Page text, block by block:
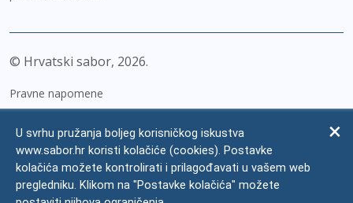
© Hrvatski sabor, 2026
Pravne napomene
Zaštita osobnih podataka
Impressum
U svrhu pružanja boljeg korisničkog iskustva
www.sabor.hr koristi kolačiće (cookies). Postavke
kolačića možete kontrolirati i prilagođavati u vašem web
pregledniku. Klikom na "Postavke kolačića" možete